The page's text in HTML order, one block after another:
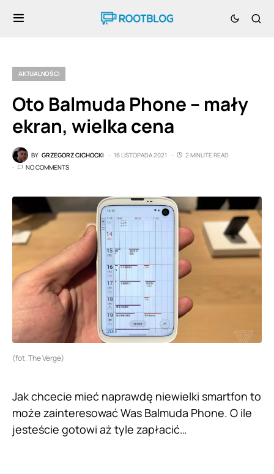
AKTUALNOŚCI
Oto Balmuda Phone – mały
ekran, wielka cena
BY GRZEGORZ CICHOCKI 16 LISTOPADA 2021
2 MINUTE READ
NO COMMENTS
(fot. The Verge)
Jak chcecie mieć naprawdę niewielki smartfon to
może zainteresować Was Balmuda Phone. O ile
jesteście gotowi aż tyle zapłacić…